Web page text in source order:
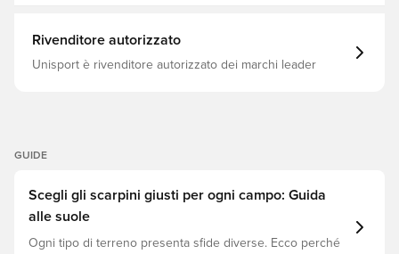
naturale. Peso: 225 grammi
Rivenditore autorizzato
Unisport è rivenditore autorizzato dei marchi leader
GUIDE
Scegli gli scarpini giusti per ogni campo: Guida
alle suole
Ogni tipo di terreno presenta sfide diverse. Ecco perché